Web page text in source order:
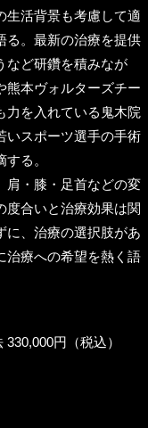
生活背景も考慮して適
る。最新の治療を提供
など研鑽を積みなが
熊本ヴォルターズチー
力を入れている鬼木院
いスポーツ選手の手術
る。
・膝・足首などの変
度合いと治療効果は関
に、治療の選択肢があ
治療への希望を熱く語
円（税込）